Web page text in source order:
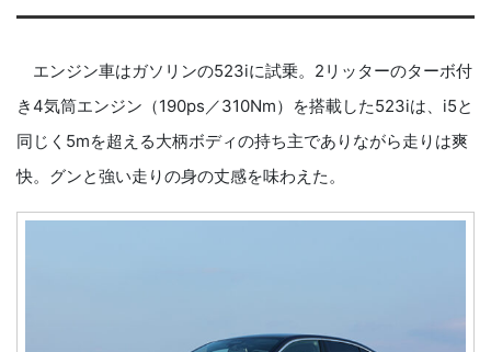
エンジン車はガソリンの523iに試乗。2リッターのターボ付
き4気筒エンジン（190ps／310Nm）を搭載した523iは、i5と
同じく5mを超える大柄ボディの持ち主でありながら走りは爽
快。グンと強い走りの身の丈感を味わえた。